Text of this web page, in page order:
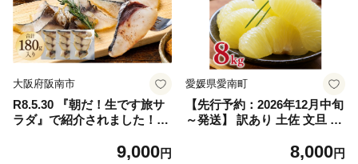
大阪府阪南市
R8.5.30 『朝だ！生です旅サ
ラダ』で紹介されました！朝
生ハム ×3パック（1パックあ
9,000円
愛媛県愛南町
【先行予約：2026年12月中旬
～発送】 訳あり 土佐 文旦 8k
ス) 8000円 わけあり ぶんたん
8,000円